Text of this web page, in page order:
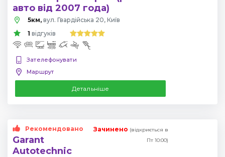
авто від 2007 года)
5км, вул. Гвардійська 20, Київ
1 відгуків
Зателефонувати
Маршрут
Детальніше
Рекомендовано
Garant
Autotechnic
Зачинено (відкриється в
Пт 10:00)